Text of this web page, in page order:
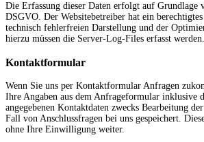
Die Erfassung dieser Daten erfolgt auf
DSGVO. Der Websitebetreiber hat ein berechtigtes
technisch fehlerfreien Darstellung und der
hierzu müssen die Server-Log-Files erfasst werden.
Kontaktformular
Wenn Sie uns per Kontaktformular Anfragen
Ihre Angaben aus dem Anfrageformular inklusive
angegebenen Kontaktdaten zwecks Bearbeitung
Fall von Anschlussfragen bei uns gespeichert.
ohne Ihre Einwilligung weiter.